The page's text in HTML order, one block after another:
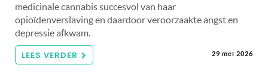
medicinale cannabis succesvol van haar
opioïdenverslaving en daardoor veroorzaakte angst en
depressie afkwam.
LEES VERDER 29 mei 2026